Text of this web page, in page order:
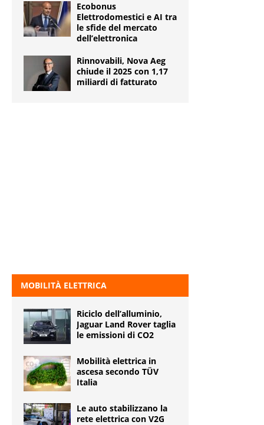
Ecobonus
Elettrodomestici e AI tra
le sfide del mercato
dell’elettronica
Rinnovabili, Nova Aeg
chiude il 2025 con 1,17
miliardi di fatturato
MOBILITÀ ELETTRICA
Riciclo dell’alluminio,
Jaguar Land Rover taglia
le emissioni di CO2
Mobilità elettrica in
ascesa secondo TÜV
Italia
Le auto stabilizzano la
rete elettrica con V2G